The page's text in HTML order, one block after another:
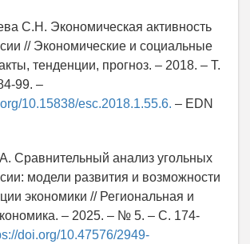
С.Н. Экономическая активность
// Экономические и социальные
тенденции, прогноз. – 2018. – Т.
99. –
10.15838/esc.2018.1.55.6. – EDN
Сравнительный анализ угольных
модели развития и возможности
экономики // Региональная и
– 2025. – № 5. – С. 174-
doi.org/10.47576/2949-